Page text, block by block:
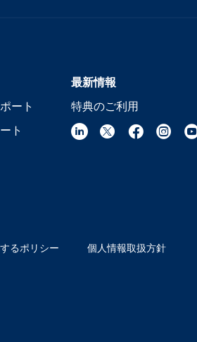
ート
ト
最新情報
特典のご利用
るポリシー 個人情報取扱方針